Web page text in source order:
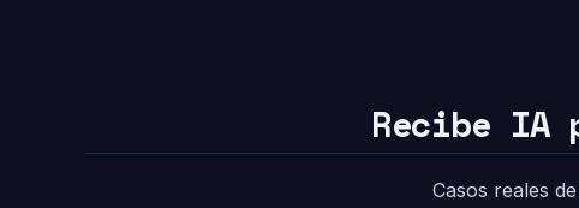
Recibe IA
Casos reales